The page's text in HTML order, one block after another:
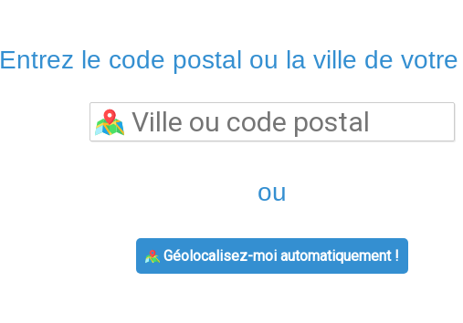
Entrez le code postal ou la ville de
ou
Géolocalisez-moi automatiquement !